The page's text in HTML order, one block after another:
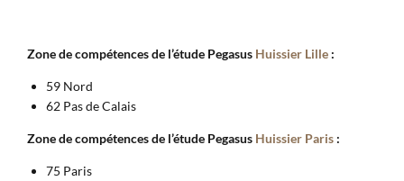
Zone de compétences de l’étude Pegasus Huissier Lille :
59 Nord
62 Pas de Calais
Zone de compétences de l’étude Pegasus Huissier Paris :
75 Paris